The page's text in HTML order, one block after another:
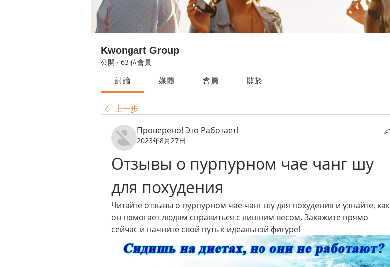
Kwongart Group
公開 · 63 位會員
討論 媒體 會員 關於
上一步
Проверено! Это Работает!
2023年8月27日
Отзывы о пурпурном чае чанг шу
для похудения
Читайте отзывы о пурпурном чае чанг шу для похудения и узнайте, как
он помогает людям справиться с лишним весом. Закажите прямо
сейчас и начните свой путь к идеальной фигуре!